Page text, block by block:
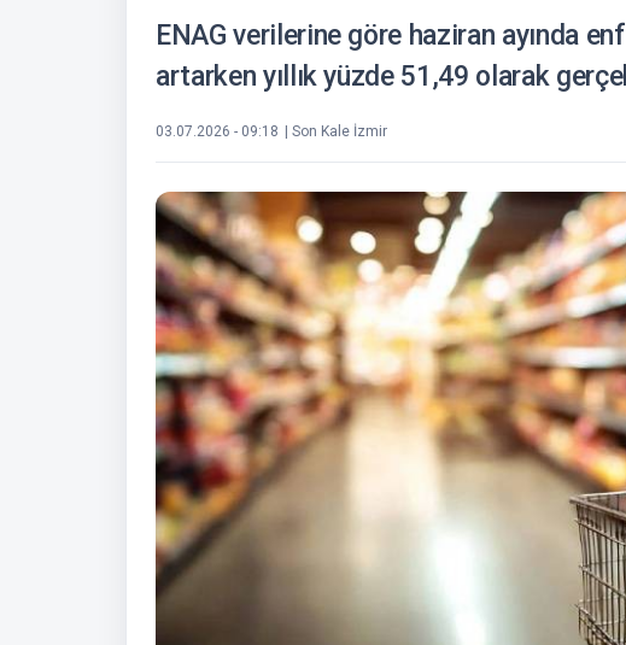
ENAG verilerine göre haziran ayında
artarken yıllık yüzde 51,49 olarak
03.07.2026 - 09:18 | Son Kale İzmir